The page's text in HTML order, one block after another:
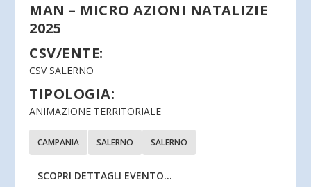
MAN – MICRO AZIONI NATALIZIE
2025
CSV/ENTE:
CSV SALERNO
TIPOLOGIA:
ANIMAZIONE TERRITORIALE
CAMPANIA SALERNO SALERNO
SCOPRI DETTAGLI EVENTO...